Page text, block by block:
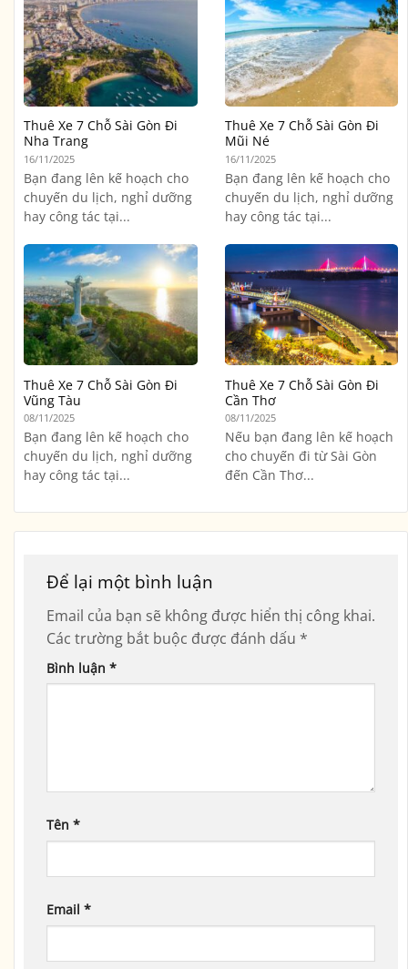
Thuê Xe 7 Chỗ Sài Gòn Đi
Nha Trang
16/11/2025
Bạn đang lên kế hoạch cho
chuyến du lịch, nghỉ dưỡng
hay công tác tại...
Thuê Xe 7 Chỗ Sài Gòn Đi
Mũi Né
16/11/2025
Bạn đang lên kế hoạch cho
chuyến du lịch, nghỉ dưỡng
hay công tác tại...
Thuê Xe 7 Chỗ Sài Gòn Đi
Vũng Tàu
08/11/2025
Bạn đang lên kế hoạch cho
chuyến du lịch, nghỉ dưỡng
hay công tác tại...
Thuê Xe 7 Chỗ Sài Gòn Đi
Cần Thơ
08/11/2025
Nếu bạn đang lên kế hoạch
cho chuyến đi từ Sài Gòn
đến Cần Thơ...
Để lại một bình luận
Email của bạn sẽ không được hiển thị công khai.
Các trường bắt buộc được đánh dấu *
Bình luận *
Tên *
Email *